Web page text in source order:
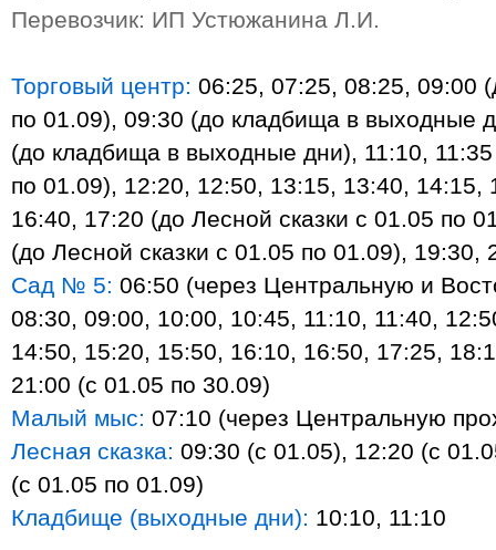
Перевозчик: ИП Устюжанина Л.И.
Торговый центр: 06:25, 07:25, 08:25, 09:00
по 01.09), 09:30 (до кладбища в выходные
(до кладбища в выходные дни), 11:10,
по 01.09), 12:20, 12:50, 13:15, 13:40, 14:15,
16:40, 17:20 (до Лесной сказки с 01.05 по
(до Лесной сказки с 01.05 по 01.09), 19:30,
Сад № 5: 06:50 (через Центральную и
08:30, 09:00, 10:00, 10:45, 11:10, 11:40,
14:50, 15:20, 15:50, 16:10, 16:50, 17:25,
21:00 (с 01.05 по 30.09)
Малый мыс: 07:10 (через Центральную
Лесная сказка: 09:30 (с 01.05), 12:20 (с
(с 01.05 по 01.09)
Кладбище (выходные дни): 10:10, 11:10